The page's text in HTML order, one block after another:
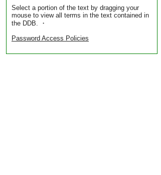
Select a portion of the text by dragging your
mouse to view all terms in the text contained in
the DDB. ・
Password Access Policies